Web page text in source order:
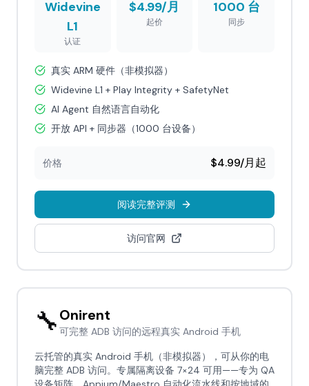
Widevine
L1
认证
$4.99/月
起价
1000 台
同步
真实 ARM 硬件（非模拟器）
Widevine L1 + Play Integrity + SafetyNet
AI Agent 自然语言自动化
开放 API + 同步器（1000 台设备）
价格 $4.99/月起
阅读完整评测
访问官网
🔧Onirent
可完整 ADB 访问的远程真实 Android 手机
云托管的真实 Android 手机（非模拟器），可从你的电
脑完整 ADB 访问。专属隔离设备 7×24 可用——专为 QA